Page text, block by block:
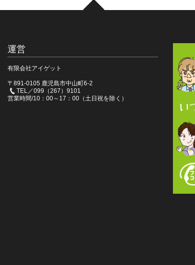
運営
有限会社アイゲット
〒891-0105 鹿児島市中山町6-2
TEL／099（267）9101
営業時間/10：00～17：00（土日祝を除く）